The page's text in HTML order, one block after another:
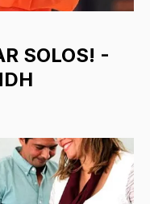
SOLOS! -